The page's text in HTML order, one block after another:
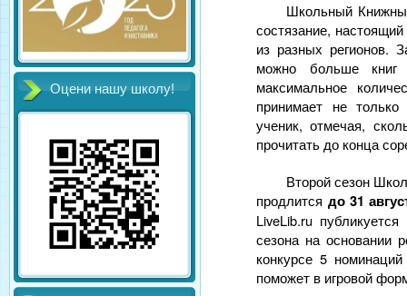
Оцени нашу школу!
Школьный
состязание,
из разных регионов.
можно больше
максимальное
принимает не
ученик, отмечая,
прочитать до конца
Второй сезон
продлится до 31
LiveLib.ru
сезона на основании
конкурсе 5
поможет в игровой